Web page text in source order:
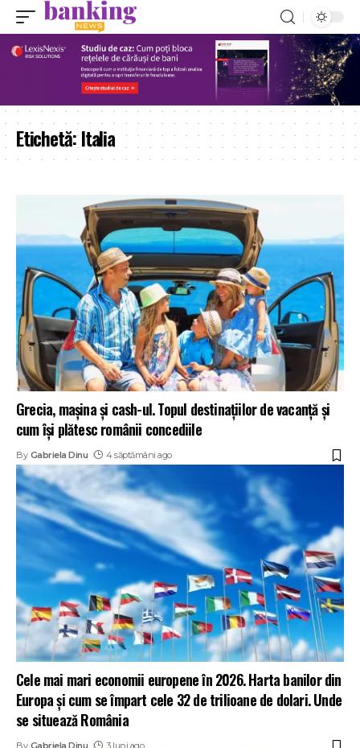
Etichetă:Italia
Grecia, mașina și cash-ul. Topul destinațiilor de vacanță și
cum își plătesc românii concediile
By Gabriela Dinu 4 săptămâni ago
Cele mai mari economii europene în 2026. Harta banilor din
Europa și cum se împart cele 32 de trilioane de dolari. Unde
se situează România
By Gabriela Dinu 3 luni ago